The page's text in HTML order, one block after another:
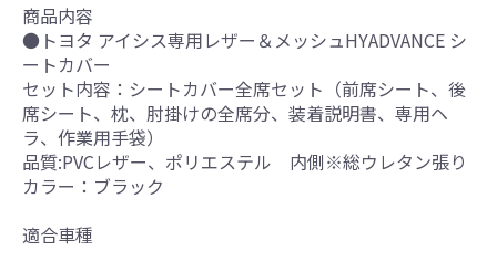
商品内容
●トヨタ アイシス専用レザー＆メッシュHYADVANCE シ
ートカバー
セット内容：シートカバー全席セット（前席シート、後
席シート、枕、肘掛けの全席分、装着説明書、専用ヘ
ラ、作業用手袋）
品質:PVCレザー、ポリエステル 内側※総ウレタン張り
カラー：ブラック
適合車種